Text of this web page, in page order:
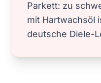
Parkett: zu
mit Hartwachsöl
deutsche Diele-